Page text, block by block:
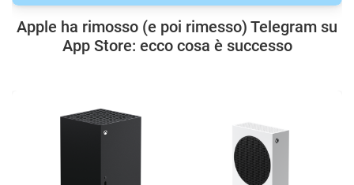
Apple ha rimosso (e poi rimesso) Telegram su
App Store: ecco cosa è successo